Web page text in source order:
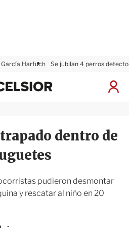
Harfuch Se jubilan 4 perros
I
a
s
x
dentro de
pudieron desmontar
y rescatar al niño en 20